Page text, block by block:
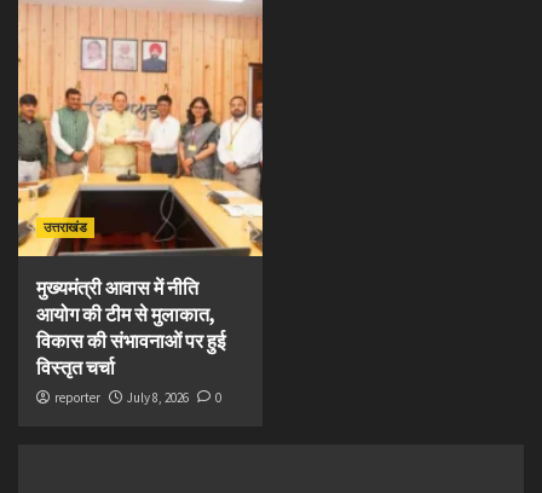
उत्तराखंड
मुख्यमंत्री आवास में नीति
आयोग की टीम से मुलाकात,
विकास की संभावनाओं पर हुई
विस्तृत चर्चा
reporter July 8, 2026 0